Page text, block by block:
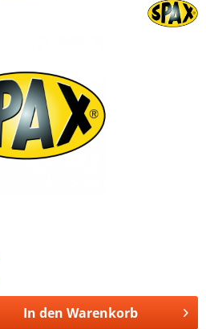
In den Warenkorb